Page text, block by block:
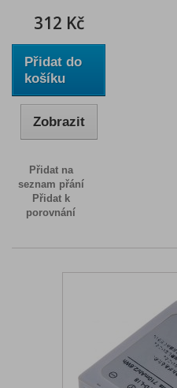
312 Kč
Přidat do
košíku
Zobrazit
Přidat na
seznam přání
Přidat k
porovnání